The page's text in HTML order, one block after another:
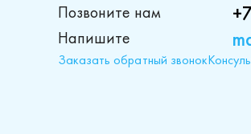
Позвоните нам
Напишите
Заказать обратный звонок